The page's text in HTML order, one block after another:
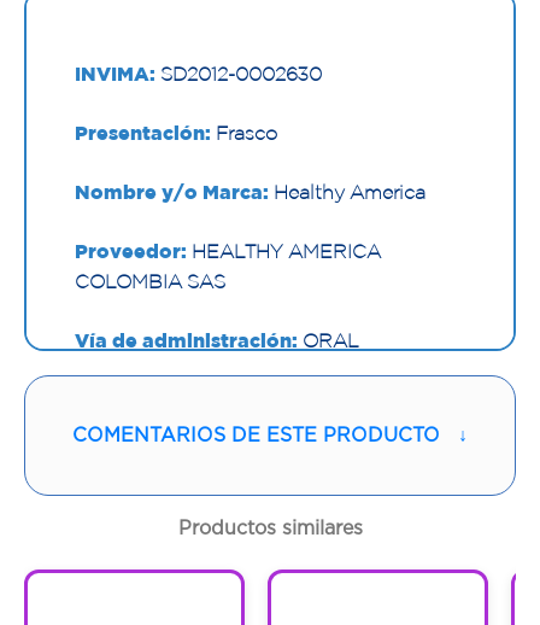
INVIMA: SD2012-0002630
Presentación: Frasco
Nombre y/o Marca: Healthy America
Proveedor: HEALTHY AMERICA
COLOMBIA SAS
Vía de administración: ORAL
1295336
COMENTARIOS DE ESTE PRODUCTO ↓
Productos similares